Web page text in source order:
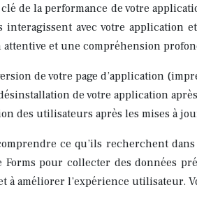
de la performance de votre
avec votre application
et une compréhension
de votre page d’application
de votre application
des utilisateurs après les mises à
ce qu’ils recherchent
pour collecter des données
à améliorer l’expérience utilisateur.